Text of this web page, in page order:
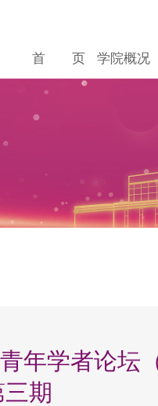
首 页 学院概况
年学者论坛
期